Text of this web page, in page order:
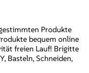
Produkte
bequem online
freien Lauf! Brigitte
Basteln, Schneiden,